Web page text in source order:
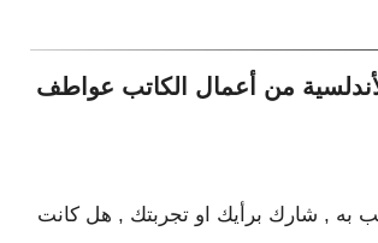
من أعمال الكاتب عواطف
به , شارك برأيك او تجربتك , هل كانت